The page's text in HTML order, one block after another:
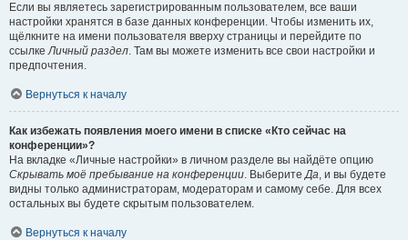
Если вы являетесь зарегистрированным пользователем, все ваши
настройки хранятся в базе данных конференции. Чтобы изменить их,
щёлкните на имени пользователя вверху страницы и перейдите по
ссылкеЛичный раздел. Там вы можете изменить все свои настройки и
предпочтения.
Вернуться к началу
Как избежать появления моего имени в списке «Кто сейчас на
конференции»?
На вкладке «Личные настройки» в личном разделе вы найдёте опцию
Скрывать моё пребывание на конференции. ВыберитеДа, и вы будете
видны только администраторам, модераторам и самому себе. Для всех
остальных вы будете скрытым пользователем.
Вернуться к началу